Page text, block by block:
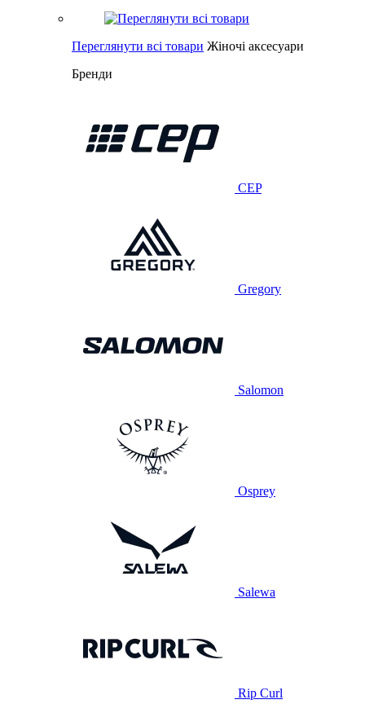
Переглянути всі товари Жіночі аксесуари
Бренди
CEP
Gregory
Salomon
Osprey
Salewa
Rip Curl